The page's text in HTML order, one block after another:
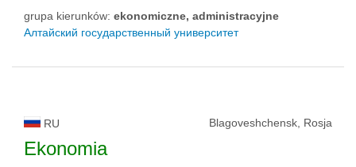
grupa kierunków: ekonomiczne, administracyjne
Алтайский государственный университет
RU Blagoveshchensk, Rosja
Ekonomia